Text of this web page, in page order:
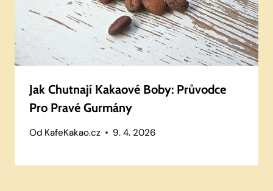
Jak Chutnají Kakaové Boby: Průvodce
Pro Pravé Gurmány
Od KafeKakao.cz 9. 4. 2026